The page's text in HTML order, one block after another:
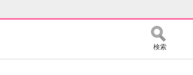
検索